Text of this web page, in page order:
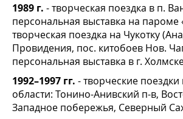
1989 г. - творческая поездка в п.
персональная выставка на пароме
творческая поездка на Чукотку
Провидения, пос. китобоев Нов.
персональная выставка в г.
1992–1997 гг. - творческие
области: Тонино-Анивский п-в,
Западное побережья, Северный